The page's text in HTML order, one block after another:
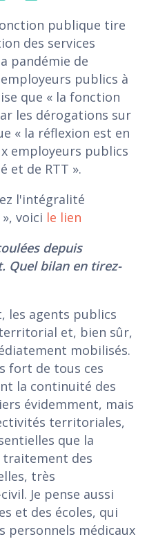
publique tire
des services
pandémie de
publics à
que « la fonction
les dérogations sur
« la réflexion est en
employeurs publics
et de RTT ».
l'intégralité
», voici le lien
depuis
Quel bilan en tirez-
les agents publics
et, bien sûr,
mobilisés.
fort de tous ces
la continuité des
évidemment, mais
territoriales,
que la
des
très
Je pense aussi
et des écoles, qui
personnels médicaux